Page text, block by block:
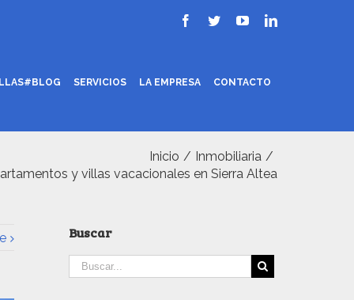
SERVICIOS LA EMPRESA CONTACTO
Inicio / Inmobiliaria /
y villas vacacionales en Sierra Altea
Buscar